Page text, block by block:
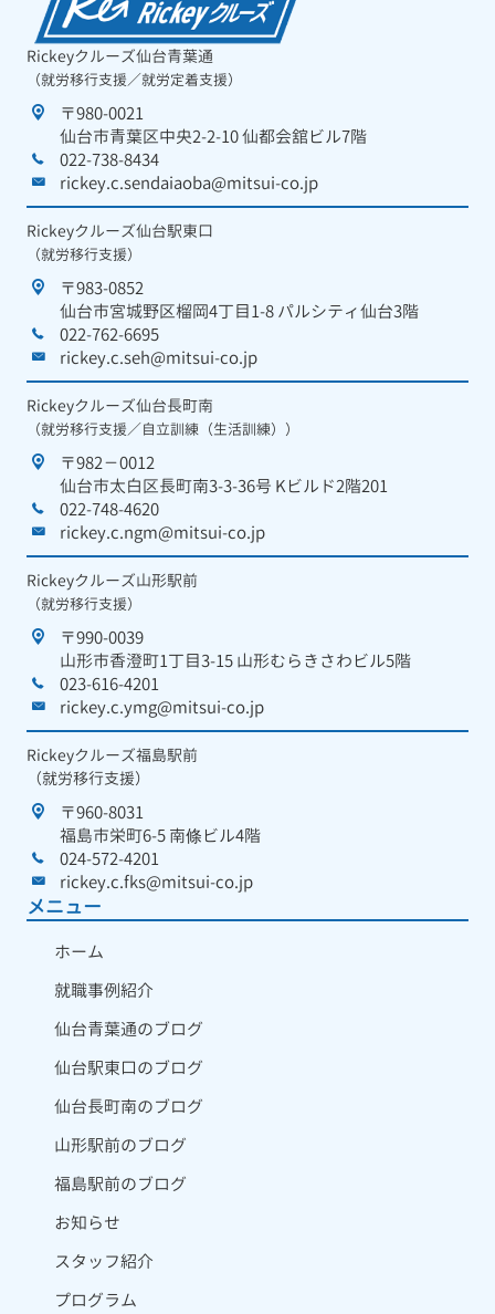
Rickeyクルーズ仙台青葉通
（就労移行支援／就労定着支援）
〒980-0021
仙台市青葉区中央2-2-10 仙都会舘ビル7階
022-738-8434
rickey.c.sendaiaoba@mitsui-co.jp
Rickeyクルーズ仙台駅東口
（就労移行支援）
〒983-0852
仙台市宮城野区榴岡4丁目1-8 パルシティ仙台3階
022-762-6695
rickey.c.seh@mitsui-co.jp
Rickeyクルーズ仙台長町南
（就労移行支援／自立訓練（生活訓練））
〒982－0012
仙台市太白区長町南3-3-36号 Kビルド2階201
022-748-4620
rickey.c.ngm@mitsui-co.jp
Rickeyクルーズ山形駅前
（就労移行支援）
〒990-0039
山形市香澄町1丁目3-15 山形むらきさわビル5階
023-616-4201
rickey.c.ymg@mitsui-co.jp
Rickeyクルーズ福島駅前
（就労移行支援）
〒960-8031
福島市栄町6-5 南條ビル4階
024-572-4201
rickey.c.fks@mitsui-co.jp
メニュー
ホーム
就職事例紹介
仙台青葉通のブログ
仙台駅東口のブログ
仙台長町南のブログ
山形駅前のブログ
福島駅前のブログ
お知らせ
スタッフ紹介
プログラム